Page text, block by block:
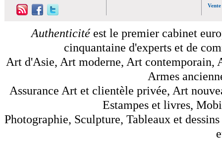
Vente
Authenticitéest le premier cabinet
cinquantaine d'experts et de
Art d'Asie, Art moderne, Art contemporain,
Armes
Assurance Art et clientèle privée, Art
Estampes et livres,
Photographie, Sculpture, Tableaux et